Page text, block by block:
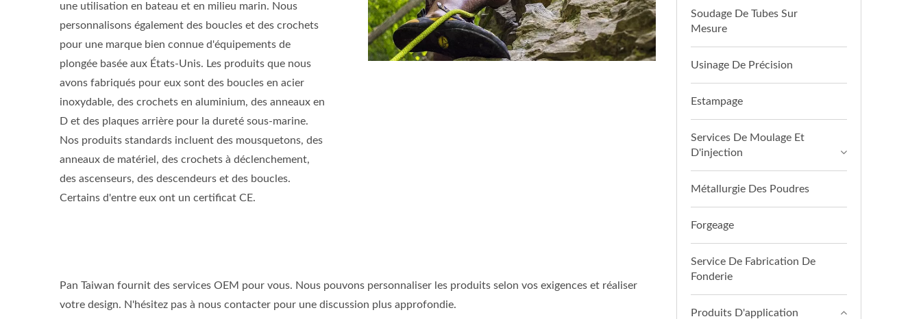
une utilisation en bateau et en milieu marin. Nous
personnalisons également des boucles et des crochets
pour une marque bien connue d'équipements de
plongée basée aux États-Unis. Les produits que nous
avons fabriqués pour eux sont des boucles en acier
inoxydable, des crochets en aluminium, des anneaux en
D et des plaques arrière pour la dureté sous-marine.
Nos produits standards incluent des mousquetons, des
anneaux de matériel, des crochets à déclenchement,
des ascenseurs, des descendeurs et des boucles.
Certains d'entre eux ont un certificat CE.
Pan Taiwan fournit des services OEM pour vous. Nous pouvons personnaliser les produits selon vos exigences et réaliser
votre design. N'hésitez pas à nous contacter pour une discussion plus approfondie.
Soudage De Tubes Sur
Mesure
Usinage De Précision
Estampage
Services De Moulage Et
D'injection
Métallurgie Des Poudres
Forgeage
Service De Fabrication De
Fonderie
Produits D'application